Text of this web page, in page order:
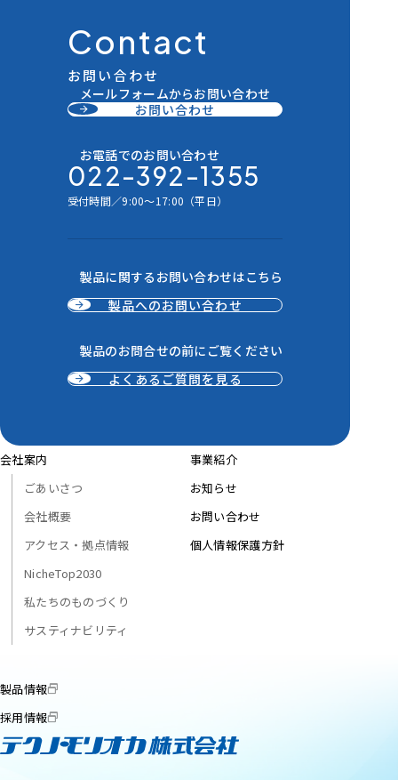
お問い合わせ
メールフォームからお問い合わせ
お問い合わせ
お電話でのお問い合わせ
022-392-1355
受付時間／9:00～17:00（平日）
製品に関するお問い合わせはこちら
製品へのお問い合わせ
製品のお問合せの前にご覧ください
よくあるご質問を見る
会社案内
ごあいさつ
会社概要
アクセス・拠点情報
NicheTop2030
私たちのものづくり
サスティナビリティ
事業紹介
お知らせ
お問い合わせ
個人情報保護方針
製品情報
採用情報